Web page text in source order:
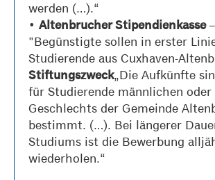
werden (…).“
• Altenbrucher Stipendienkasse–
"Begünstigte sollen in erster
Studierende aus Cuxhaven-
Stiftungszweck„Die Aufkünfte
für Studierende männlichen
Geschlechts der Gemeinde
bestimmt. (…). Bei längerer
Studiums ist die Bewerbung
wiederholen.“